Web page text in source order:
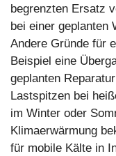
begrenzten Ersatz
bei einer geplanten
Andere Gründe für
Beispiel eine
geplanten
Lastspitzen bei
im Winter oder
Klimaerwärmung
für mobile Kälte in